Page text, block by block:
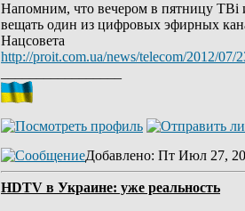
Напомним, что вечером в пятницу ТВі
вещать один из цифровых эфирных
Нацсовета
http://proit.com.ua/news/telecom/2012/07/
Добавлено: Пт Июл 27,
HDTV в Украине: уже реальность